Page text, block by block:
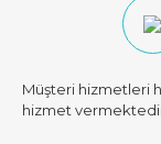
Müşteri hizmetleri
hizmet